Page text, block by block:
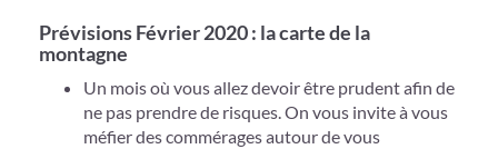
Prévisions Février 2020 : la carte de la
montagne
Un mois où vous allez devoir être prudent afin de
ne pas prendre de risques. On vous invite à vous
méfier des commérages autour de vous